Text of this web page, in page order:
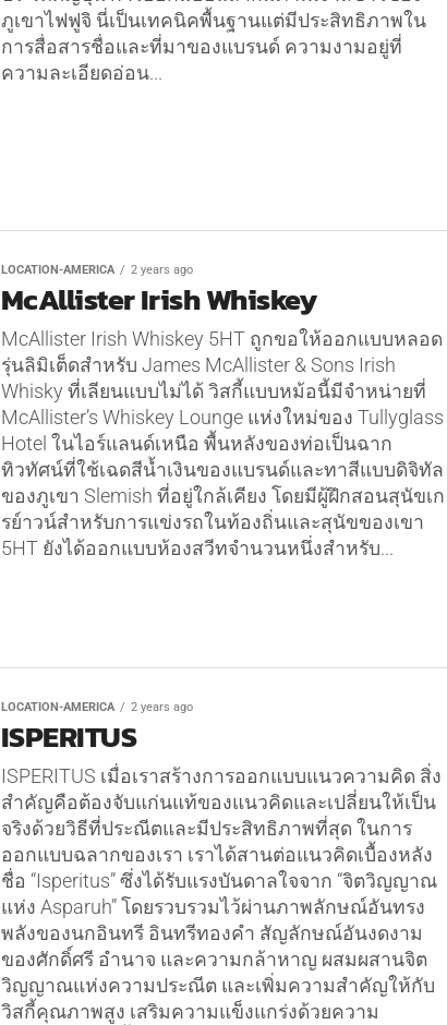
ภูเขาไฟฟูจิ นี่เป็นเทคนิคพื้นฐานแต่มีประสิทธิภาพใน
การสื่อสารชื่อและที่มาของแบรนด์ ความงามอยู่ที่
ความละเอียดอ่อน...
LOCATION-AMERICA 2 years ago
McAllister Irish Whiskey
McAllister Irish Whiskey 5HT ถูกขอให้ออกแบบหลอด
รุ่นลิมิเต็ดสำหรับ James McAllister & Sons Irish
Whisky ที่เลียนแบบไม่ได้ วิสกี้แบบหม้อนี้มีจำหน่ายที่
McAllister’s Whiskey Lounge แห่งใหม่ของ Tullyglass
Hotel ในไอร์แลนด์เหนือ พื้นหลังของท่อเป็นฉาก
ทิวทัศน์ที่ใช้เฉดสีน้ำเงินของแบรนด์และทาสีแบบดิจิทัล
ของภูเขา Slemish ที่อยู่ใกล้เคียง โดยมีผู้ฝึกสอนสุนัขเก
รย์าวน์สำหรับการแข่งรถในท้องถิ่นและสุนัขของเขา
5HT ยังได้ออกแบบห้องสวีทจำนวนหนึ่งสำหรับ...
LOCATION-AMERICA 2 years ago
ISPERITUS
ISPERITUS เมื่อเราสร้างการออกแบบแนวความคิด สิ่ง
สำคัญคือต้องจับแก่นแท้ของแนวคิดและเปลี่ยนให้เป็น
จริงด้วยวิธีที่ประณีตและมีประสิทธิภาพที่สุด ในการ
ออกแบบฉลากของเรา เราได้สานต่อแนวคิดเบื้องหลัง
ชื่อ “Isperitus” ซึ่งได้รับแรงบันดาลใจจาก “จิตวิญญาณ
แห่ง Asparuh” โดยรวบรวมไว้ผ่านภาพลักษณ์อันทรง
พลังของนกอินทรี อินทรีทองคำ สัญลักษณ์อันงดงาม
ของศักดิ์ศรี อำนาจ และความกล้าหาญ ผสมผสานจิต
วิญญาณแห่งความประณีต และเพิ่มความสำคัญให้กับ
วิสกี้คุณภาพสูง เสริมความแข็งแกร่งด้วยความ